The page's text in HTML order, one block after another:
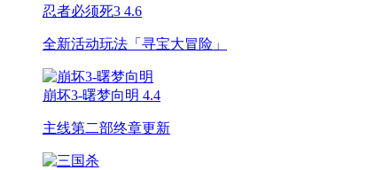
忍者必须死3 4.6
全新活动玩法「寻宝大冒险」
崩坏3-曙梦向明 4.4
主线第二部终章更新